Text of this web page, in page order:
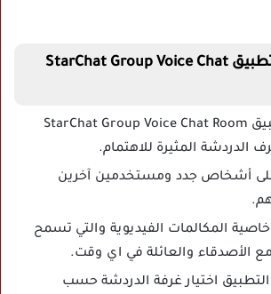
مميزات تحميل تطبيق StarChat Group Voice Chat
يسمح لك تطبيق StarChat Group Voice Chat Room
الدردشة المثيرة للاهتمام.
أشخاص جدد ومستخدمين آخرين
المكالمات الفيديوية والتي تسمح
الأصدقاء والعائلة في اي وقت.
اختيار غرفة الدردشة حسب